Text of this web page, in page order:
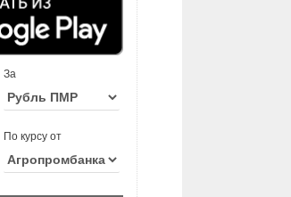
За
По курсу от